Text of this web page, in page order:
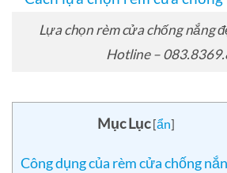
Lựa chọn rèm cửa chống nắng
Hotline –
Mục Lục [ẩn]
Công dụng của rèm cửa chống